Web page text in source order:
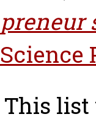
preneur
Science
This list